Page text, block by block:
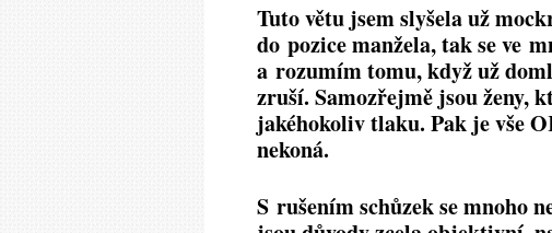
Tuto větu jsem slyšela už
do pozice manžela, tak se ve
a rozumím tomu, když už
zruší. Samozřejmě jsou ženy,
jakéhokoliv tlaku. Pak je vše
nekoná.
S rušením schůzek se mnoho